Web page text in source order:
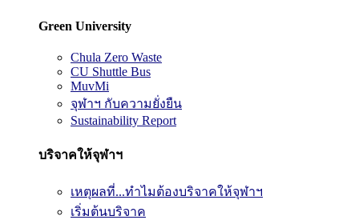
Green University
Chula Zero Waste
CU Shuttle Bus
MuvMi
จุฬาฯ กับความยั่งยืน
Sustainability Report
บริจาคให้จุฬาฯ
เหตุผลที่...ทำไมต้องบริจาคให้จุฬาฯ
เริ่มต้นบริจาค